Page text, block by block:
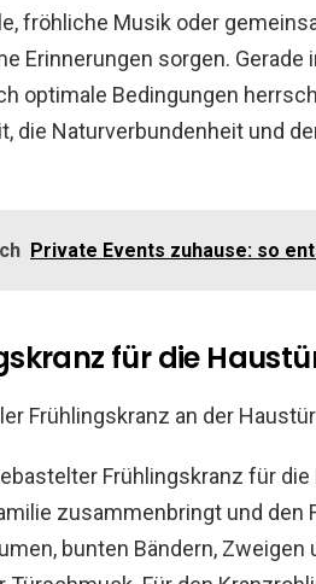
fröhliche Musik oder
Erinnerungen sorgen.
optimale Bedingungen
die Naturverbundenheit und
Private Events zuhause: so
für die
Frühlingskranz für
zusammenbringt und
bunten Bändern,